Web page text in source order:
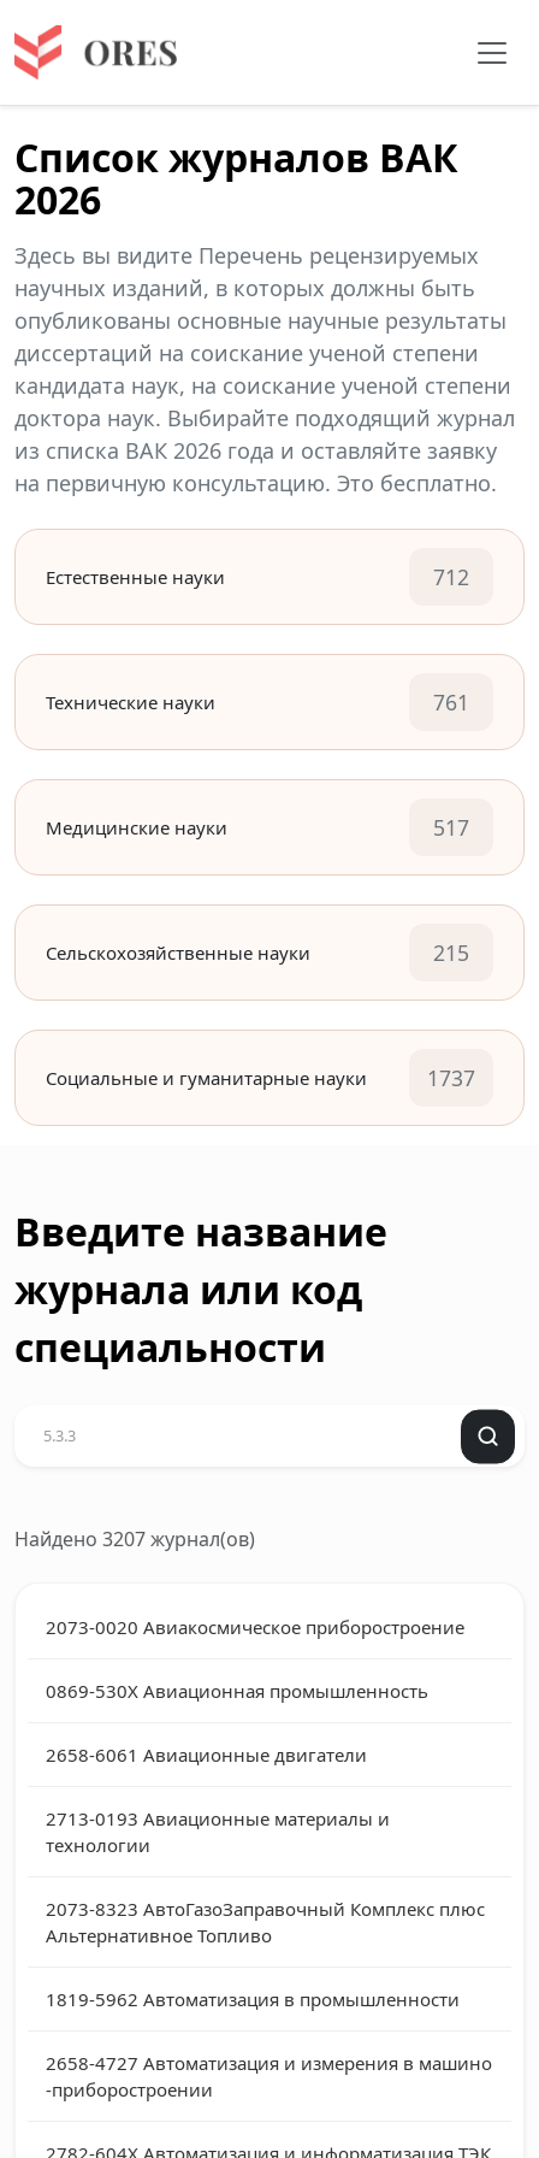
Список журналов ВАК
2026
Здесь вы видите Перечень рецензируемых
научных изданий, в которых должны быть
опубликованы основные научные результаты
диссертаций на соискание ученой степени
кандидата наук, на соискание ученой степени
доктора наук. Выбирайте подходящий журнал
из списка ВАК 2026 года и оставляйте заявку
на первичную консультацию. Это бесплатно.
Естественные науки 712
Технические науки 761
Медицинские науки 517
Сельскохозяйственные науки 215
Социальные и гуманитарные науки 1737
Введите название
журнала или код
специальности
Найдено 3207 журнал(ов)
2073-0020 Авиакосмическое приборостроение
0869-530X Авиационная промышленность
2658-6061 Авиационные двигатели
2713-0193 Авиационные материалы и
технологии
2073-8323 АвтоГазоЗаправочный Комплекс плюс
Альтернативное Топливо
1819-5962 Автоматизация в промышленности
2658-4727 Автоматизация и измерения в машино
-приборостроении
2782-604X Автоматизация и информатизация ТЭК